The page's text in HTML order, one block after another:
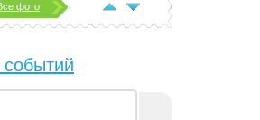
Тимати сорит деньгами
направо и налево
женой Максима Галкина
фото